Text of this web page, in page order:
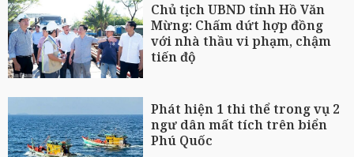
Chủ tịch UBND tỉnh Hồ Văn
Mừng: Chấm dứt hợp đồng
với nhà thầu vi phạm, chậm
tiến độ
Phát hiện 1 thi thể trong vụ 2
ngư dân mất tích trên biển
Phú Quốc